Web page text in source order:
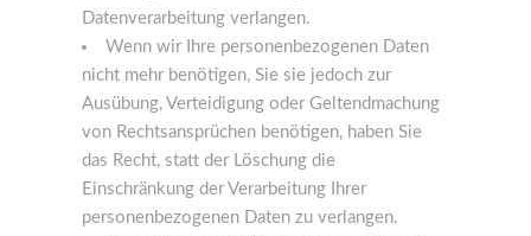
Datenverarbeitung verlangen.
Wenn wir Ihre personenbezogenen Daten
nicht mehr benötigen, Sie sie jedoch zur
Ausübung, Verteidigung oder Geltendmachung
von Rechtsansprüchen benötigen, haben Sie
das Recht, statt der Löschung die
Einschränkung der Verarbeitung Ihrer
personenbezogenen Daten zu verlangen.